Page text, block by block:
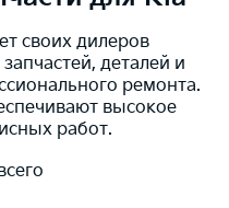
своих дилеров
деталей и
ремонта.
высокое
работ.